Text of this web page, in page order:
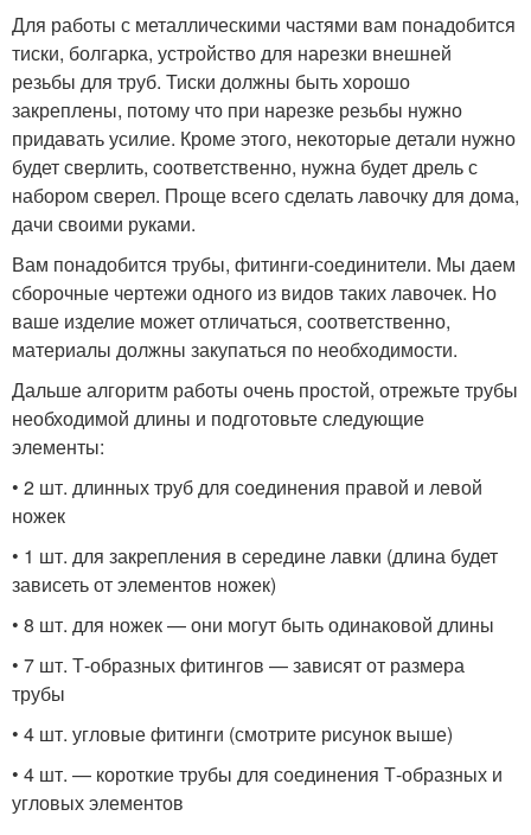
Для работы с металлическими частями вам понадобится
тиски, болгарка, устройство для нарезки внешней
резьбы для труб. Тиски должны быть хорошо
закреплены, потому что при нарезке резьбы нужно
придавать усилие. Кроме этого, некоторые детали нужно
будет сверлить, соответственно, нужна будет дрель с
набором сверел. Проще всего сделать лавочку для дома,
дачи своими руками.
Вам понадобится трубы, фитинги-соединители. Мы даем
сборочные чертежи одного из видов таких лавочек. Но
ваше изделие может отличаться, соответственно,
материалы должны закупаться по необходимости.
Дальше алгоритм работы очень простой, отрежьте трубы
необходимой длины и подготовьте следующие
элементы:
• 2 шт. длинных труб для соединения правой и левой
ножек
• 1 шт. для закрепления в середине лавки (длина будет
зависеть от элементов ножек)
• 8 шт. для ножек — они могут быть одинаковой длины
• 7 шт. Т-образных фитингов — зависят от размера
трубы
• 4 шт. угловые фитинги (смотрите рисунок выше)
• 4 шт. — короткие трубы для соединения Т-образных и
угловых элементов